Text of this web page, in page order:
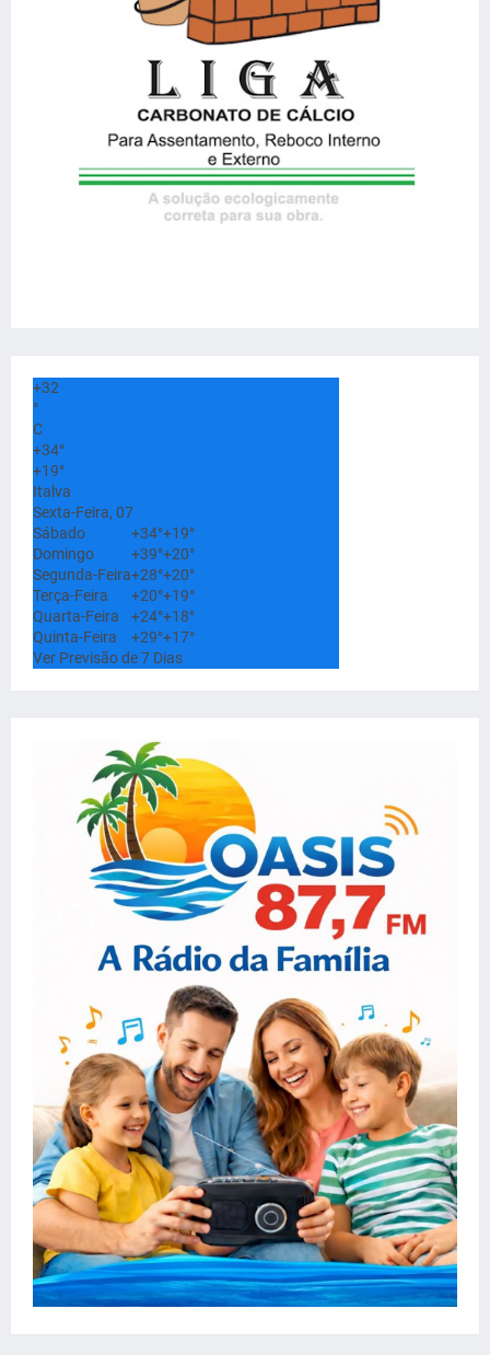
+32
°
C
+34°
+19°
Italva
Sexta-Feira, 07
Sábado
+34°+19°
Domingo
+39°+20°
Segunda-Feira+28°+20°
Terça-Feira
+20°+19°
Quarta-Feira
+24°+18°
Quinta-Feira
+29°+17°
Ver Previsão de 7 Dias